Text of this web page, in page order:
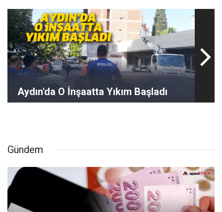
Aydın'da O İnşaatta Yıkım Başladı
Gündem